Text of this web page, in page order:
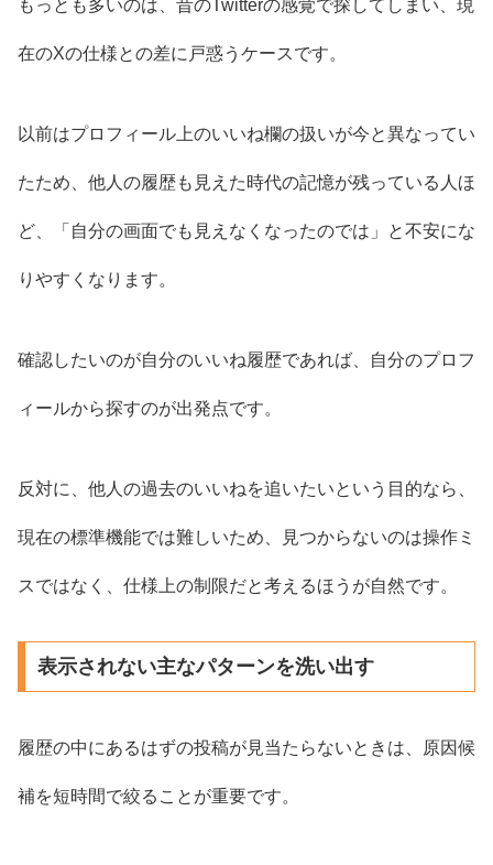
もっとも多いのは、昔のTwitterの感覚で探してしまい、現
在のXの仕様との差に戸惑うケースです。
以前はプロフィール上のいいね欄の扱いが今と異なってい
たため、他人の履歴も見えた時代の記憶が残っている人ほ
ど、「自分の画面でも見えなくなったのでは」と不安にな
りやすくなります。
確認したいのが自分のいいね履歴であれば、自分のプロフ
ィールから探すのが出発点です。
反対に、他人の過去のいいねを追いたいという目的なら、
現在の標準機能では難しいため、見つからないのは操作ミ
スではなく、仕様上の制限だと考えるほうが自然です。
表示されない主なパターンを洗い出す
履歴の中にあるはずの投稿が見当たらないときは、原因候
補を短時間で絞ることが重要です。